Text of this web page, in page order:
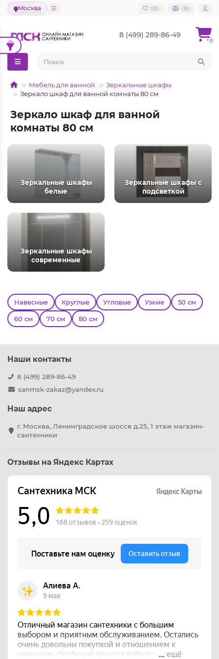
Москва 0 0
8 (499) 289-86-49
0
Мебель для ванной
Зеркальные шкафы
Зеркало шкаф для ванной комнаты 80 см
Зеркало шкаф для ванной
комнаты 80 см
Зеркальные шкафы
белые
Зеркальные шкафы с
подсветкой
Зеркальные шкафы
современные
Навесные Круглые Угловые Узкие 50 см
60 см 70 см 80 см
Наши контакты
8 (499) 289-86-49
sanmsk-zakaz@yandex.ru
Наш адрес
г. Москва, Ленинградское шоссе д.25, 1 этаж магазин-
сантехники
Отзывы на Яндекс Картах